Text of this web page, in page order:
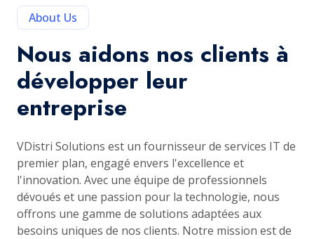
About Us
Nous aidons nos clients à
développer leur
entreprise
VDistri Solutions est un fournisseur de services IT de
premier plan, engagé envers l'excellence et
l'innovation. Avec une équipe de professionnels
dévoués et une passion pour la technologie, nous
offrons une gamme de solutions adaptées aux
besoins uniques de nos clients. Notre mission est de